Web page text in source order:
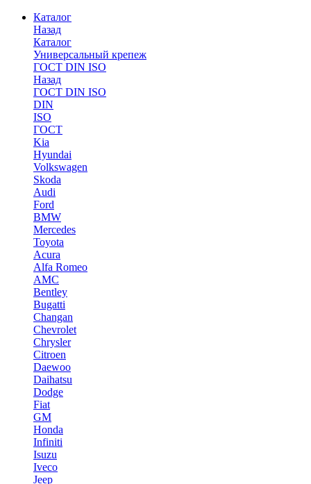
Каталог
Назад
Каталог
Универсальный крепеж
ГОСТ DIN ISO
Назад
ГОСТ DIN ISO
DIN
ISO
ГОСТ
Kia
Hyundai
Volkswagen
Skoda
Audi
Ford
BMW
Mercedes
Toyota
Acura
Alfa Romeo
AMC
Bentley
Bugatti
Changan
Chevrolet
Chrysler
Citroen
Daewoo
Daihatsu
Dodge
Fiat
GM
Honda
Infiniti
Isuzu
Iveco
Jeep